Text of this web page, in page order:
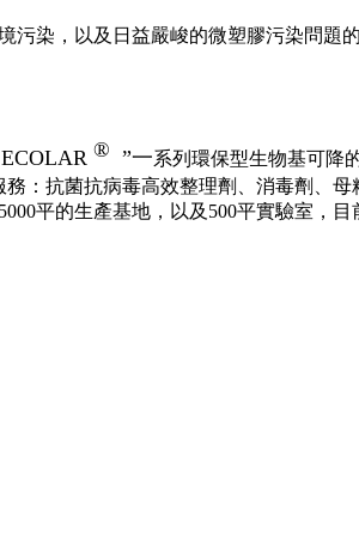
染，以及日益嚴峻的微塑膠污染問
® ”一系列環保型生物基可降
：抗菌抗病毒高效整理劑、消毒劑、
平的生產基地，以及500平實驗室，目